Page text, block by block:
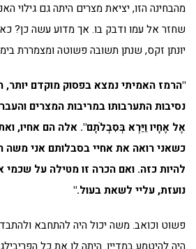
מהבחינה הזו, יציאת מצרים היתה גם גילוי
שחזר אל עמו ודבק בו. אך מדוע עשה כן?
יונתן זקס, שנתן תשובה פשוטה ומצמררת
"הרמז האמיתי נמצא בפסוק מוקדם
נסיבות התערבותו במריבות המצרים
אֶל אֶחָיו וַיַּרְא בְּסִבְלֹתָם". אלה הם אחיו,
כשאני רואה את אחיי בסבלותם אני משה
להיות כזה. ואם הכרה זו מטילה על שכמי
נועזת, עליי לשאת בעול."
פשוט וכואב. משה יכול היה להתחבא